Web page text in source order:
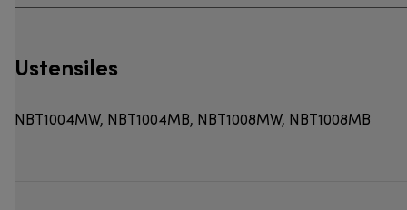
Ustensiles
NBT1004MW, NBT1004MB, NBT1008MW, NBT1008MB